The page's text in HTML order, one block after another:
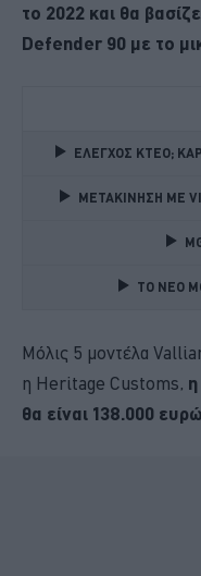
το 2022 και θα
Defender 90 με το
ΕΛΕΓΧΟΣ ΚΤΕΟ;
ΜΕΤΑΚΙΝΗΣΗ ΜΕ
TO NEO
Μόλις 5 μοντέλα
η Heritage Customs,
θα είναι 138.000